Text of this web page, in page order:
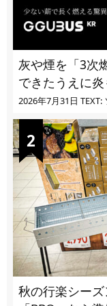
灰や煙を「3次
できたうえに
2026年7月31日 TEXT:
秋の行楽シー